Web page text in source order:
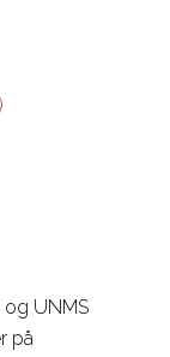
og UNMS
på